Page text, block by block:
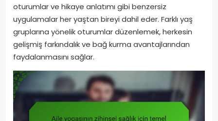
oturumlar ve hikaye anlatımı gibi benzersiz
uygulamalar her yaştan bireyi dahil eder. Farklı yaş
gruplarına yönelik oturumlar düzenlemek, herkesin
gelişmiş farkındalık ve bağ kurma avantajlarından
faydalanmasını sağlar.